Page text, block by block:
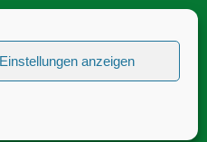
Einstellungen anzeigen